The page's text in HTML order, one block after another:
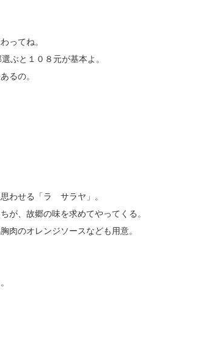
ってね。
ぶと１０８元が基本よ。
るの。
わせる「ラ サラヤ」。
が、故郷の味を求めてやってくる。
肉のオレンジソースなども用意。